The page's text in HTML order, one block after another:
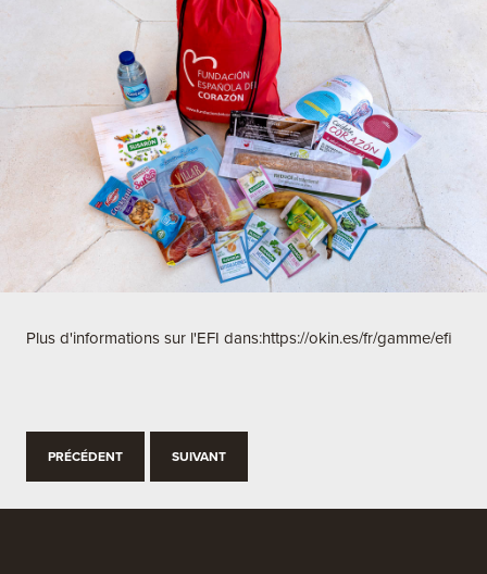
Plus d'informations sur l'EFI dans:https://okin.es/fr/gamme/efi
PRÉCÉDENT SUIVANT